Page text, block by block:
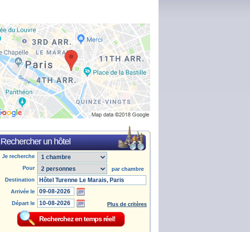
Rechercher un hôtel
Je recherche
Pour
par chambre
Destination
Arrivée le
Départ le
Plus de critères